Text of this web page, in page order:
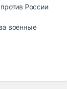
России
военные